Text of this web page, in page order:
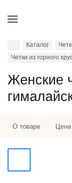
Каталог
Четки из горного
Женские
О товаре Цена